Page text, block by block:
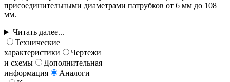
присоединительными диаметрами патрубков от 6 мм до 108
мм.
Читать далее...
Технические
характеристики
Чертежи
и схемы
Дополнительная
информация
Аналоги